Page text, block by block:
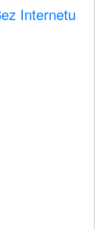
Internetu